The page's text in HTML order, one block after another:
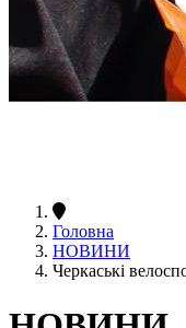
Головна
НОВИНИ
Черкаські